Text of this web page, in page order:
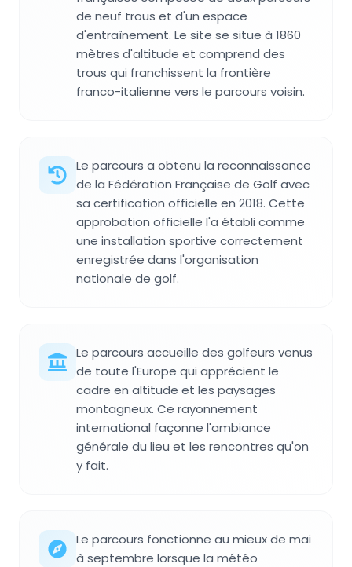
de neuf trous et d'un espace
d'entraînement. Le site se situe à 1860
mètres d'altitude et comprend des
trous qui franchissent la frontière
franco-italienne vers le parcours voisin.
Le parcours a obtenu la reconnaissance
de la Fédération Française de Golf avec
sa certification officielle en 2018. Cette
approbation officielle l'a établi comme
une installation sportive correctement
enregistrée dans l'organisation
nationale de golf.
Le parcours accueille des golfeurs venus
de toute l'Europe qui apprécient le
cadre en altitude et les paysages
montagneux. Ce rayonnement
international façonne l'ambiance
générale du lieu et les rencontres qu'on
y fait.
Le parcours fonctionne au mieux de mai
à septembre lorsque la météo